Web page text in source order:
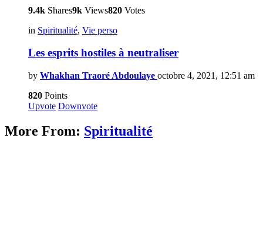
9.4k Shares9k Views820 Votes
in Spiritualité, Vie perso
Les esprits hostiles à neutraliser
by Whakhan Traoré Abdoulaye octobre 4, 2021, 12:51 am
820 Points
Upvote Downvote
More From: Spiritualité